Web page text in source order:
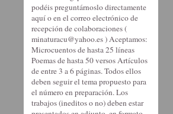
podéis preguntárnoslo directamente
aquí o en el correo electrónico de
recepción de colaboraciones (
minaturacu@yahoo.es ) Aceptamos:
Microcuentos de hasta 25 líneas
Poemas de hasta 50 versos Artículos
de entre 3 a 6 páginas. Todos ellos
deben seguir el tema propuesto para
el número en preparación. Los
trabajos (ineditos o no) deben estar